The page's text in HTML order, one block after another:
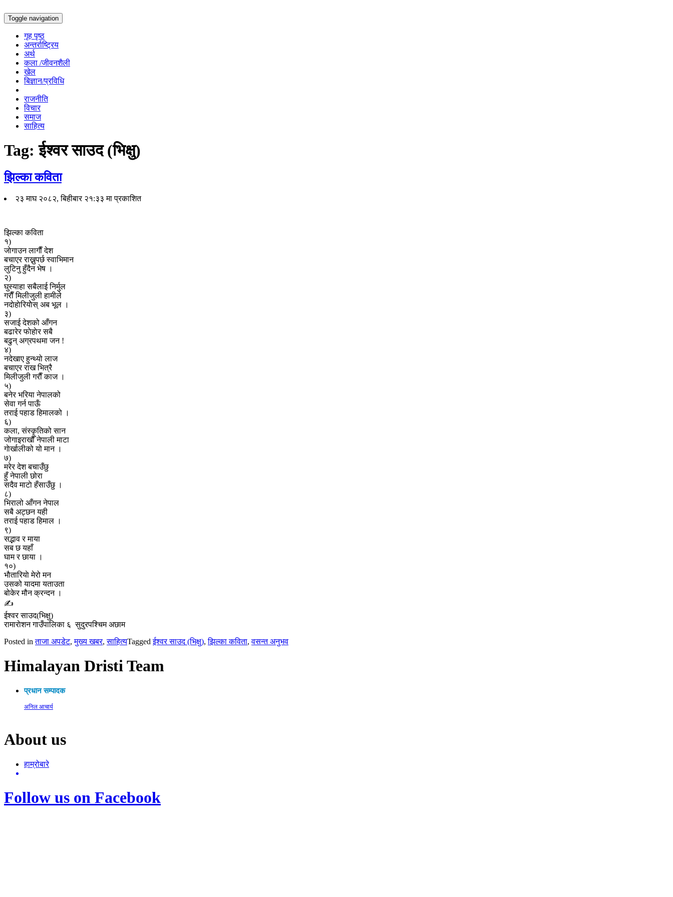
Toggle navigation
गृह पृष्ठ
अन्तर्राष्ट्रिय
अर्थ
कला /जीवनशैली
खेल
बिज्ञान/प्रविधि
राजनीति
विचार
समाज
साहित्य
Tag:ईश्वर साउद (भिक्षु)
झिल्का कविता
२३ माघ २०८२, बिहीबार २१:३३ मा प्रकाशित
झिल्का कविता
१)
जाेगाउन लागाैँ देश
बचाएर राख्नुपर्छ स्वाभिमान
लुटिनु हुँदैन भेष ।
२)
घुस्याहा सबैलाई निर्मुल
गराैँ मिलीजुली हामीले
नदाेहाेरियाेेस् अब भूल ।
३)
सजाई देशको आँगन
बढारेर फाेहाेर सबै
बढुन् अग्रपथमा जन !
४)
नदेखाए हुन्थ्यो लाज
बचाएर राख भित्रै
मिलीजुली गराैँ काज ।
५)
बनेर भरिया नेपालको
सेवा गर्न पाऊँ
तराई पहाड हिमालको ।
६)
कला, संस्कृतिको सान
जोगाइराखौँ नेपाली माटा
गाेर्खालीको यो मान ।
७)
मरेर देश बचाउँछु
हुँ नेपाली छोरा
सदैव माटाे हँसाउँछु ।
८)
भिरालो आँगन नेपाल
सबै अट्छन यही
तराई पहाड हिमाल ।
९)
सद्भाव र माया
सब छ यहाँ
घाम र छाया ।
१०)
भाैतारियाे मेरो मन
उसको यादमा यताउता
बोकेर मौन क्रन्दन ।
✍️
ईश्वर साउद(भिक्षु)
रामाराेशन गाउँपालिका ६ सुदुरपश्चिम अछाम
Posted inताजा अपडेट,मुख्य खबर,साहित्यTaggedईश्वर साउद (भिक्षु),झिल्का कविता,वसन्त अनुभव
Himalayan Dristi Team
प्रधान सम्पादक
अनिल आचार्य
About us
हाम्रोबारे
Follow us on Facebook